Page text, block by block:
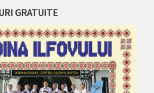
GRATUITE